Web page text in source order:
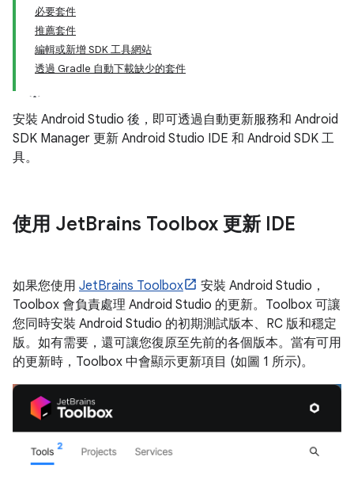
必要套件
推薦套件
編輯或新增 SDK 工具網站
透過 Gradle 自動下載缺少的套件
安裝 Android Studio 後，即可透過自動更新服務和 Android
SDK Manager 更新 Android Studio IDE 和 Android SDK 工
具。
使用 JetBrains Toolbox 更新 IDE
如果您使用 JetBrains Toolbox
安裝 Android Studio，
Toolbox 會負責處理 Android Studio 的更新。Toolbox 可讓
您同時安裝 Android Studio 的初期測試版本、RC 版和穩定
版。如有需要，還可讓您復原至先前的各個版本。當有可用
的更新時，Toolbox 中會顯示更新項目 (如圖 1 所示)。